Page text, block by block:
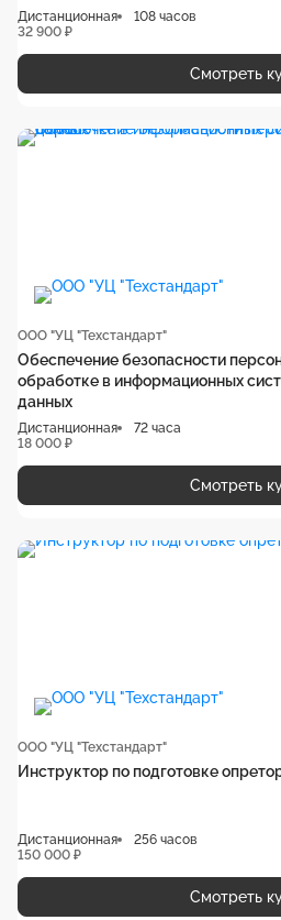
Дистанционная
108 часов
32 900 ₽
Смотреть
ООО "УЦ "Техстандарт"
Обеспечение безопасности
обработке в информационных
данных
Дистанционная
72 часа
18 000 ₽
Смотреть
ООО "УЦ "Техстандарт"
Дистанционная
256 часов
150 000 ₽
Смотреть